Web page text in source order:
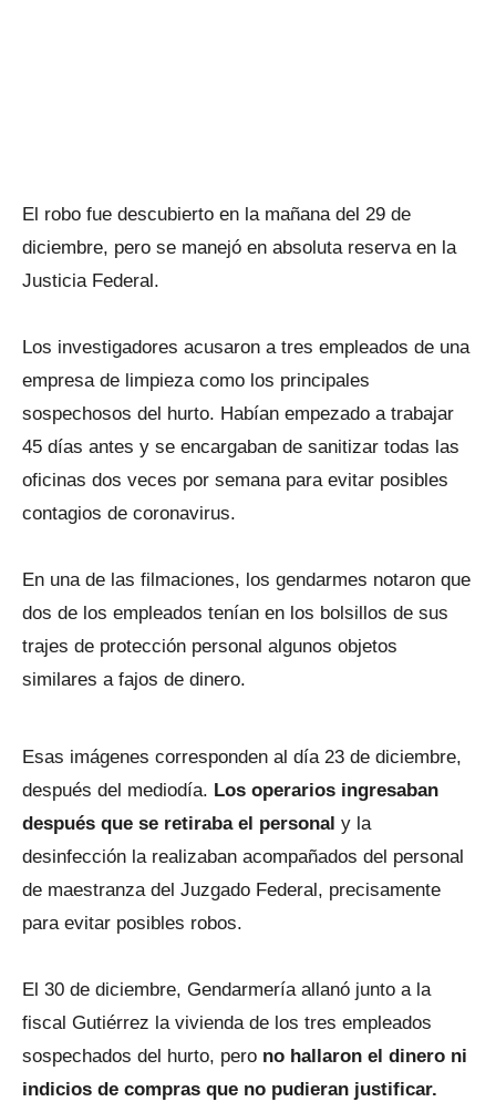
El robo fue descubierto en la mañana del 29 de
diciembre, pero se manejó en absoluta reserva en la
Justicia Federal.
Los investigadores acusaron a tres empleados de una
empresa de limpieza como los principales
sospechosos del hurto. Habían empezado a trabajar
45 días antes y se encargaban de sanitizar todas las
oficinas dos veces por semana para evitar posibles
contagios de coronavirus.
En una de las filmaciones, los gendarmes notaron que
dos de los empleados tenían en los bolsillos de sus
trajes de protección personal algunos objetos
similares a fajos de dinero.
Esas imágenes corresponden al día 23 de diciembre,
después del mediodía. Los operarios ingresaban
después que se retiraba el personal y la
desinfección la realizaban acompañados del personal
de maestranza del Juzgado Federal, precisamente
para evitar posibles robos.
El 30 de diciembre, Gendarmería allanó junto a la
fiscal Gutiérrez la vivienda de los tres empleados
sospechados del hurto, pero no hallaron el dinero ni
indicios de compras que no pudieran justificar.